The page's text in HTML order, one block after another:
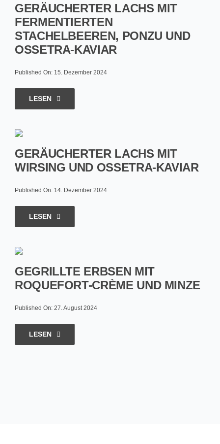
GERÄUCHERTER LACHS MIT
FERMENTIERTEN
STACHELBEEREN, PONZU UND
OSSETRA-KAVIAR
Published On: 15. Dezember 2024
LESEN
GERÄUCHERTER LACHS MIT
WIRSING UND OSSETRA-KAVIAR
Published On: 14. Dezember 2024
LESEN
GEGRILLTE ERBSEN MIT
ROQUEFORT-CRÈME UND MINZE
Published On: 27. August 2024
LESEN